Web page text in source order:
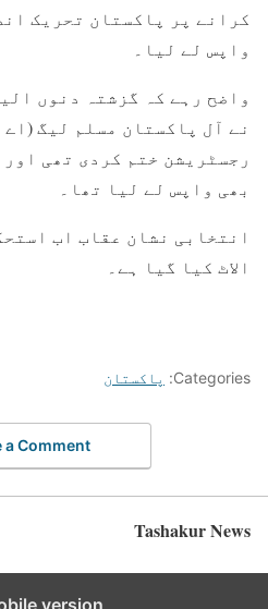
کرانے پر پاکستان تحریک
واپس لے لیا۔
واضح رہے کہ گزشتہ دنوں
نے آل پاکستان مسلم لیگ
رجسٹریشن ختم کردی تھی
بھی واپس لے لیا تھا۔
انتخابی نشان عقاب اب
الاٹ کیا گیا ہے۔
Categories: پاکستان
a Comment
Tashakur News